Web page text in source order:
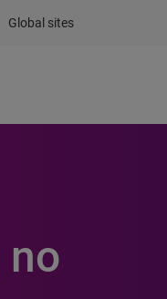
Global sites